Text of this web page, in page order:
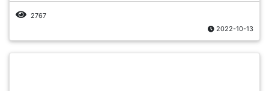
2767
2022-10-13